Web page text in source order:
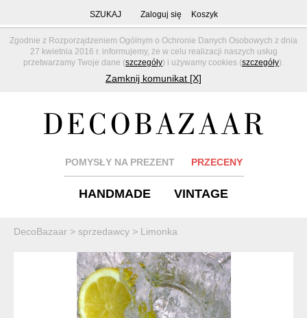
Zgodnie z Rozporządzeniem Ogólnym o Ochronie Danych Osobowych z dnia
27 kwietnia 2016 r. informujemy, że w celu realizacji naszych usług
przetwarzamy Twoje dane (szczegóły) i używamy cookies (szczegóły).
Zamknij komunikat [X]
SZUKAJ Zaloguj się Koszyk
POMYSŁY NA PREZENT PRZECENY
HANDMADE VINTAGE
DecoBazaar > sprzedawcy > Limonka